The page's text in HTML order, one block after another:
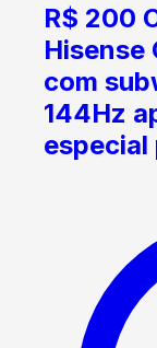
R$ 200
Hisense
com
144Hz